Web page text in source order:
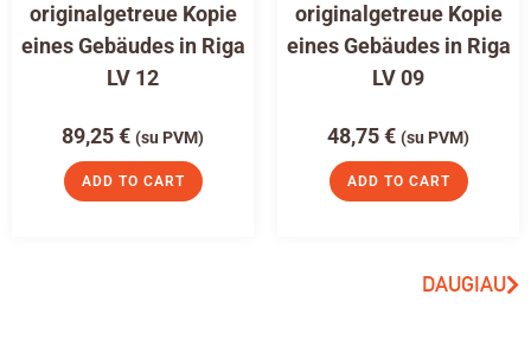
originalgetreue Kopie
eines Gebäudes in Riga
LV 12
89,25€ (su PVM)
ADD TO CART
originalgetreue Kopie
eines Gebäudes in Riga
LV 09
48,75€ (su PVM)
ADD TO CART
DAUGIAU